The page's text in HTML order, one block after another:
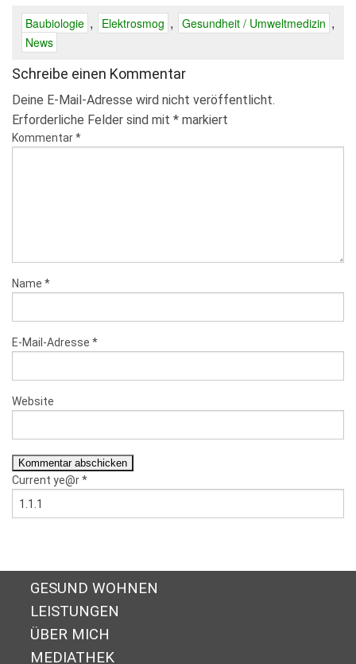
Baubiologie , Elektrosmog , Gesundheit / Umweltmedizin ,
News
Schreibe einen Kommentar
Deine E-Mail-Adresse wird nicht veröffentlicht.
Erforderliche Felder sind mit * markiert
Kommentar*
Name *
E-Mail-Adresse *
Website
Current ye@r*
GESUND WOHNEN
LEISTUNGEN
ÜBER MICH
MEDIATHEK